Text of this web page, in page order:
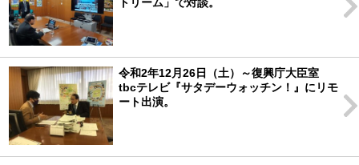
トリーム」で対談。
令和2年12月26日（土）～復興庁大臣室
tbcテレビ『サタデーウォッチン！』にリモ
ート出演。